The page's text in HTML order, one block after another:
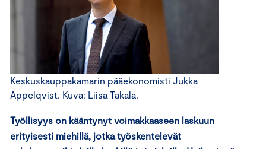
Keskuskauppakamarin pääekonomisti Jukka
Appelqvist. Kuva: Liisa Takala.
Työllisyys on kääntynyt voimakkaaseen laskuun
erityisesti miehillä, jotka työskentelevät